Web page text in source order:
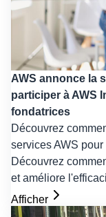
AWS annonce la
participer à AWS
fondatrices
Découvrez
services AWS
Découvrez
et améliore
Afficher